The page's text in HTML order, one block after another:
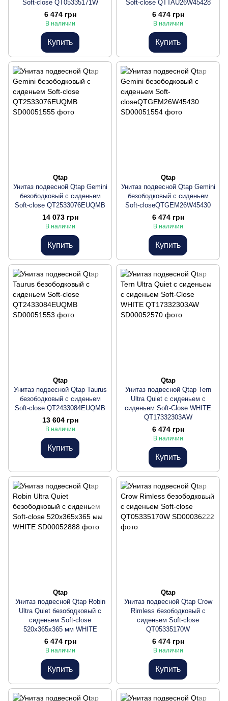
Soft-close QT05335171W
6 474 грн
В наличии
Купить
Soft-close QTTAU26W45428
6 474 грн
В наличии
Купить
Qtap
Унитаз подвесной Qtap Gemini
безободковый с сиденьем
Soft-close QT2533076EUQMB
14 073 грн
В наличии
Купить
Qtap
Унитаз подвесной Qtap Gemini
безободковый с сиденьем
Soft-closeQTGEM26W45430
6 474 грн
В наличии
Купить
Qtap
Унитаз подвесной Qtap Taurus
безободковый с сиденьем
Soft-close QT2433084EUQMB
13 604 грн
В наличии
Купить
Qtap
Унитаз подвесной Qtap Tern
Ultra Quiet с сиденьем с
сиденьем Soft-Close WHITE
QT17332303AW
6 474 грн
В наличии
Купить
Qtap
Унитаз подвесной Qtap Robin
Ultra Quiet безободковый с
сиденьем Soft-close
520x365x365 мм WHITE
6 474 грн
В наличии
Купить
Qtap
Унитаз подвесной Qtap Crow
Rimless безободковый с
сиденьем Soft-close
QT05335170W
6 474 грн
В наличии
Купить